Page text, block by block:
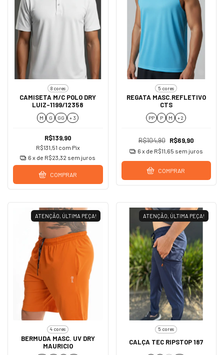
8 cores
CAMISETA M/C POLO DRY
LUIZ-1199/12358
M G GG + 3
R$139,90
R$131,51 com Pix
6 x de R$23,32 sem juros
COMPRAR
5 cores
REGATA MASC.REFLETIVO
CTS
PP P M + 2
R$104,90 R$69,90
6 x de R$11,65 sem juros
COMPRAR
ATENÇÃO, ÚLTIMA PEÇA!
4 cores
BERMUDA MASC. UV DRY
MAURICIO
ATENÇÃO, ÚLTIMA PEÇA!
5 cores
CALÇA TEC RIPSTOP 187